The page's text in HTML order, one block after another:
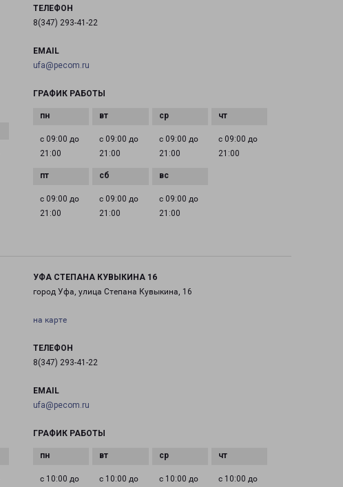
ТЕЛЕФОН
8(347) 293-41-22
EMAIL
ufa@pecom.ru
ГРАФИК РАБОТЫ
с 09:00 до
21:00
с 09:00 до
21:00
с 09:00 до
21:00
с 09:00 до
21:00
с 09:00 до
21:00
с 09:00 до
21:00
с 09:00 до
21:00
УФА СТЕПАНА КУВЫКИНА 16
город Уфа, улица Степана Кувыкина, 16
на карте
ТЕЛЕФОН
8(347) 293-41-22
EMAIL
ufa@pecom.ru
ГРАФИК РАБОТЫ
с 10:00 до с 10:00 до с 10:00 до с 10:00 до